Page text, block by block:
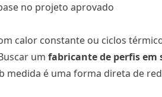
no projeto aprovado
calor constante ou ciclos
um fabricante de perfis
medida é uma forma direta de